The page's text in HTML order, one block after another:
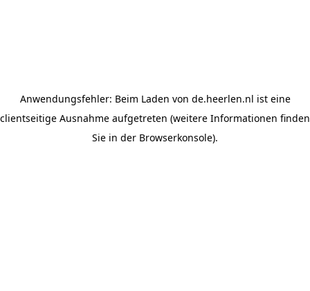
Anwendungsfehler: Beim Laden von de.heerlen.nl ist eine
clientseitige Ausnahme aufgetreten (weitere Informationen finden
Sie in der Browserkonsole).